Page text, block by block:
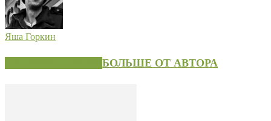
Яша Горкин
БОЛЬШЕ ОТ АВТОРА